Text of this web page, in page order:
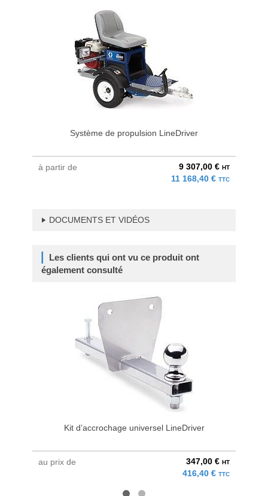
Système de propulsion LineDriver
à partir de 9 307,00 € HT
11 168,40 € TTC
DOCUMENTS ET VIDÉOS
Les clients qui ont vu ce produit ont
également consulté
Kit d’accrochage universel LineDriver
au prix de 347,00 € HT
416,40 € TTC